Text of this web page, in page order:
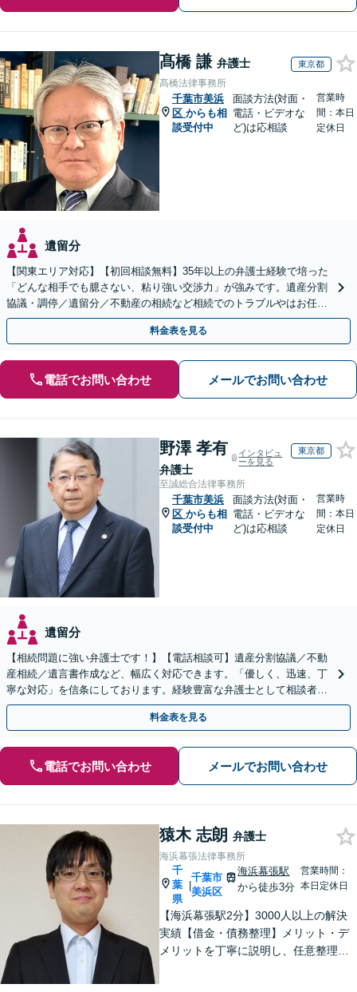
髙橋 謙 弁護士 東京都
髙橋法律事務所
千葉市美浜
区 からも相
談受付中
面談方法(対面・
電話・ビデオな
ど)は応相談
営業時
間：本日
定休日
遺留分
【関東エリア対応】【初回相談無料】35年以上の弁護士経験で培った
「どんな相手でも臆さない、粘り強い交渉力」が強みです。遺産分割
協議・調停／遺留分／不動産の相続など相続でのトラブルやはお任せ
ください。遺言書や生前贈与など生前対策にも注力
料金表を見る
電話でお問い合わせ メールでお問い合わせ
野澤 孝有
弁護士
インタビュ
ーを見る
東京都
至誠総合法律事務所
千葉市美浜
区 からも相
談受付中
面談方法(対面・
電話・ビデオな
ど)は応相談
営業時
間：本日
定休日
遺留分
【相続問題に強い弁護士です！】【電話相談可】遺産分割協議／不動
産相続／遺言書作成など、幅広く対応できます。「優しく、迅速、丁
寧な対応」を信条にしております。経験豊富な弁護士として相談者様
のため全力を尽くします。お気軽にご相談ください。
料金表を見る
電話でお問い合わせ メールでお問い合わせ
猿木 志朗 弁護士
海浜幕張法律事務所
千
葉
県
|
千葉市
美浜区
海浜幕張駅
から徒歩3分
営業時間：
本日定休日
【海浜幕張駅2分】3000人以上の解決
実績【借金・債務整理】メリット・デ
メリットを丁寧に説明し、任意整理・